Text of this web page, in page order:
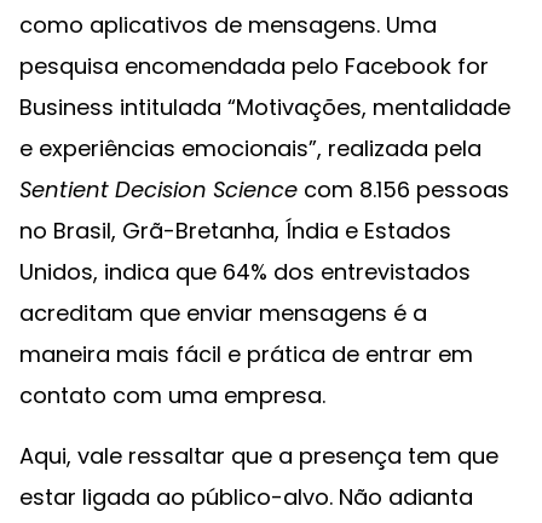
como aplicativos de mensagens. Uma
pesquisa encomendada pelo Facebook for
Business intitulada “Motivações, mentalidade
e experiências emocionais”, realizada pela
Sentient Decision Science com 8.156 pessoas
no Brasil, Grã-Bretanha, Índia e Estados
Unidos, indica que 64% dos entrevistados
acreditam que enviar mensagens é a
maneira mais fácil e prática de entrar em
contato com uma empresa.
Aqui, vale ressaltar que a presença tem que
estar ligada ao público-alvo. Não adianta